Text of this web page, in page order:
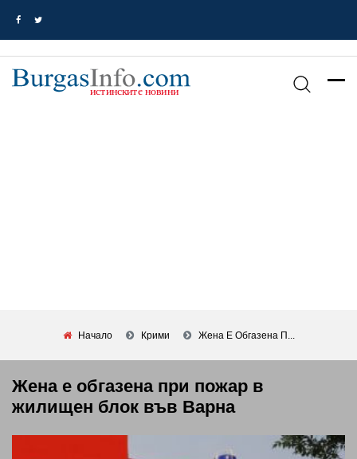
Начало Крими Жена Е Обгазена П...
Жена е обгазена при пожар в
жилищен блок във Варна